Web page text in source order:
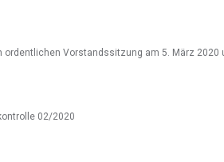
ordentlichen Vorstandssitzung am 5. März 2020
02/2020